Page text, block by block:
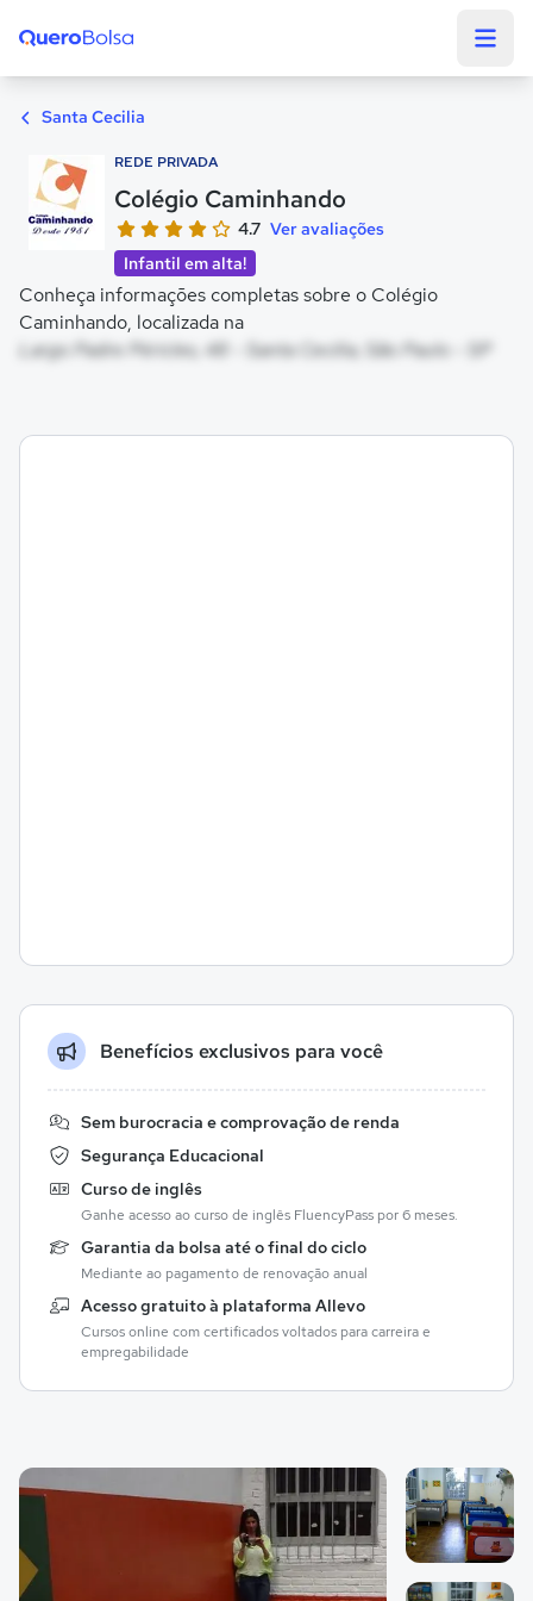
Santa Cecilia
REDE PRIVADA
Colégio Caminhando
4.7 Ver avaliações
Infantil em alta!
Conheça informações completas sobre o Colégio
Caminhando, localizada na
Largo Padre Péricles, 48 - Santa Cecilia, São Paulo - SP
Benefícios exclusivos para você
Sem burocracia e comprovação de renda
Segurança Educacional
Curso de inglês
Ganhe acesso ao curso de inglês FluencyPass por 6 meses.
Garantia da bolsa até o final do ciclo
Mediante ao pagamento de renovação anual
Acesso gratuito à plataforma Allevo
Cursos online com certificados voltados para carreira e
empregabilidade
Galeria de imagem
Imagem 1